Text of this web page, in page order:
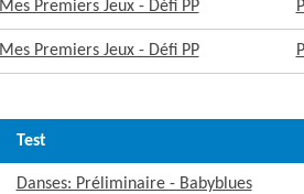
Mes Premiers Jeux - Défi PP
Mes Premiers Jeux - Défi PP
Test
Danses: Préliminaire - Babyblues